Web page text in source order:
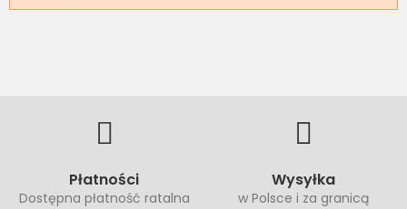
Płatności
Dostępna płatność ratalna
Wysyłka
w Polsce i za granicą